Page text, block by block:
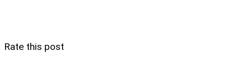
Rate this post